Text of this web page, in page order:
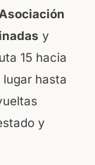
Asociación
y
15 hacia
hasta
y